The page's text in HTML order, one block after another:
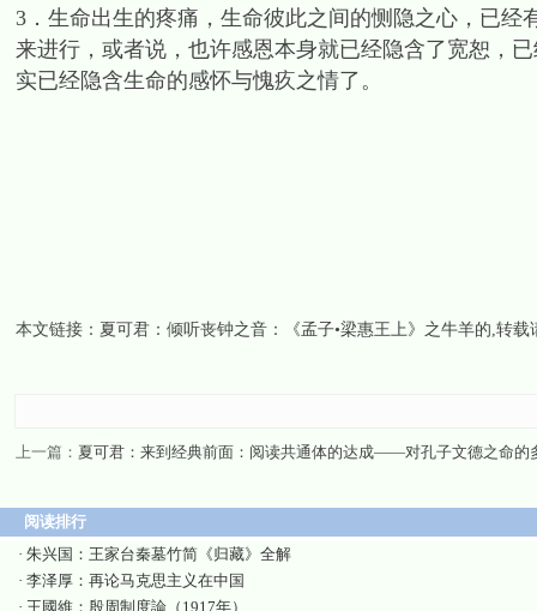
3．生命出生的疼痛，生命彼此之间的恻隐之心，已
来进行，或者说，也许感恩本身就已经隐含了宽恕，
实已经隐含生命的感怀与愧疚之情了。
本文链接： 夏可君：倾听丧钟之音：《孟子•梁惠王上》之牛羊的,转载
上一篇： 夏可君：来到经典前面：阅读共通体的达成——对孔子文德之命的
阅读排行
· 朱兴国：王家台秦墓竹简《归藏》全解
· 李泽厚：再论马克思主义在中国
· 王國維：殷周制度論（1917年）